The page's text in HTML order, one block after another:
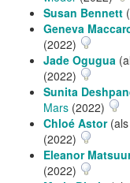
Susan Bennett
Geneva
(2022)
Jade Ogugua
(2022)
Sunita
Mars (2022)
Chloé Astor(als
(2022)
Eleanor
(2022)